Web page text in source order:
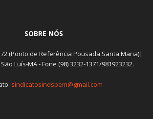
SOBRE NÓS
(Ponto de Referência Pousada Santa Maria)|
Luís-MA - Fone (98) 3232-1371/981923232.
sindicatosindspem@gmail.com